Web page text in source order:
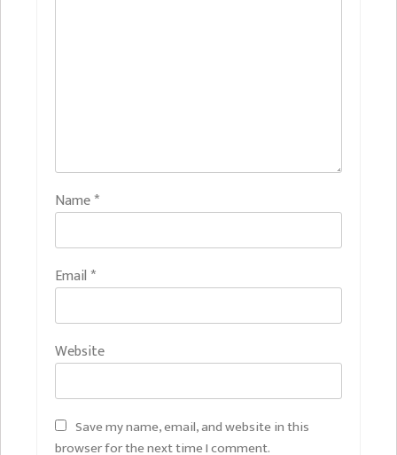
Name*
Email *
Website
Save my name, email, and website in this
browser for the next time I comment.